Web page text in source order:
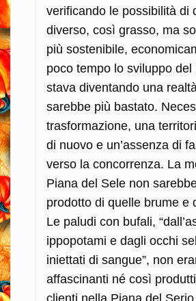
verificando le possibilità di
diverso, così grasso, ma
più sostenibile,
poco tempo lo sviluppo del
stava diventando una
sarebbe più bastato.
trasformazione, una
di nuovo e un’assenza di
verso la concorrenza. La
Piana del Sele non
prodotto di quelle brume e
Le paludi con bufali,
ippopotami e dagli occhi
iniettati di sangue”, non
affascinanti né così